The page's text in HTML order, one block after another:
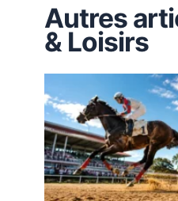
Autres
& Loisirs